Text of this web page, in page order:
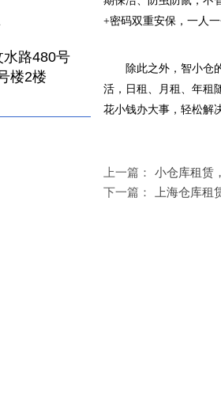
+密码双重安保，一人
除此之外，智小仓
活，日租、月租、年租
花小钱办大事，轻松解
上一篇：
小仓库租赁
下一篇：
上海仓库
路480号
2楼